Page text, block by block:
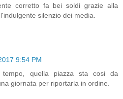
corretto fa bei soldi grazie alla
silenzio dei media.
9:54 PM
tempo, quella piazza sta cosi da
giornata per riportarla in ordine.